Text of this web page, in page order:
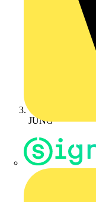
JUNG